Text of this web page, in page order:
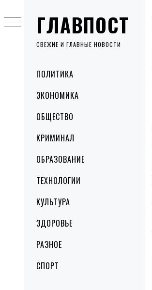
ГЛАВПОСТ
СВЕЖИЕ И ГЛАВНЫЕ НОВОСТИ
MenuПОЛИТИКА
ЭКОНОМИКА
ОБЩЕСТВО
КРИМИНАЛ
ОБРАЗОВАНИЕ
ТЕХНОЛОГИИ
КУЛЬТУРА
ЗДОРОВЬЕ
РАЗНОЕ
СПОРТ
to
content